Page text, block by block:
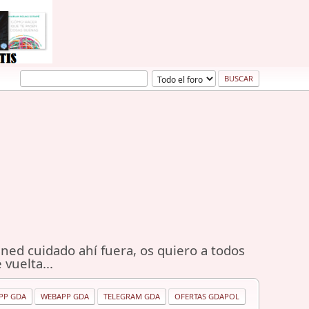
cuidado ahí fuera, os quiero a todos
vuelta...
GDA WEBAPP GDA TELEGRAM GDA OFERTAS GDAPOL